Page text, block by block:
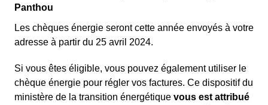
Panthou
Les chèques énergie seront cette année envoyés à votre
adresse à partir du 25 avril 2024.
Si vous êtes éligible, vous pouvez également utiliser le
chèque énergie pour régler vos factures. Ce dispositif du
ministère de la transition énergétique vous est attribué